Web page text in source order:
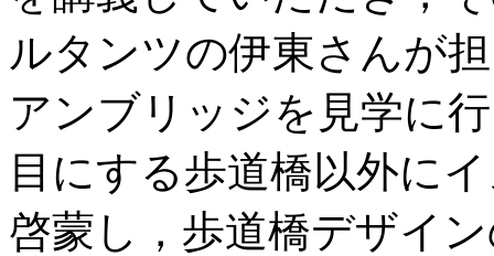
ルタンツの伊東さんが
アンブリッジを見学に
目にする歩道橋以外に
啓蒙し，歩道橋デザイ